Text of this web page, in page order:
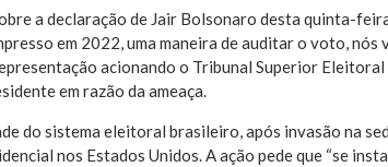
a declaração de Jair Bolsonaro desta quinta-
em 2022, uma maneira de auditar o voto, nós
acionando o Tribunal Superior Eleitoral
em razão da ameaça.
do sistema eleitoral brasileiro, após invasão na
nos Estados Unidos. A ação pede que “se